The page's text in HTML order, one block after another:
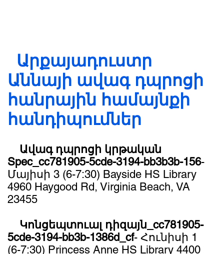
Արքայադուստր
Աննայի ավագ դպրոցի
հանրային համայնքի
հանդիպումներ
Ավագ դպրոցի կրթական
Spec_cc781905-5cde-3194-bb3b3b-156-
Մայիսի 3 (6-7:30) Bayside HS Library
4960 Haygood Rd, Virginia Beach, VA
23455
Կոնցեպտուալ դիզայն_cc781905-
5cde-3194-bb3b-1386d_cf- Հունիսի 1
(6-7:30) Princess Anne HS Library 4400